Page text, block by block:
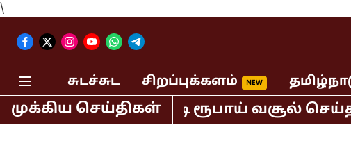
\
சுடச்சுட சிறப்புக்களம்
முக்கிய செய்திகள்
மட்டும் 400 கோடி ரூபாய் வசூல் செய்த